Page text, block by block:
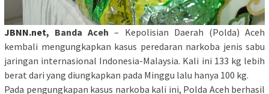
JBNN.net, Banda Aceh – Kepolisian Daerah (Polda) Aceh
kembali mengungkapkan kasus peredaran narkoba jenis sabu
jaringan internasional Indonesia-Malaysia. Kali ini 133 kg lebih
berat dari yang diungkapkan pada Minggu lalu hanya 100 kg.
Pada pengungkapan kasus narkoba kali ini, Polda Aceh berhasil